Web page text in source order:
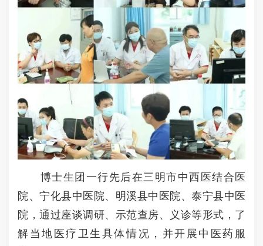
博士生团一行先后在三明市中西医结合医
院、宁化县中医院、明溪县中医院、泰宁县中医
院，通过座谈调研、示范查房、义诊等形式，了
解当地医疗卫生具体情况，并开展中医药服